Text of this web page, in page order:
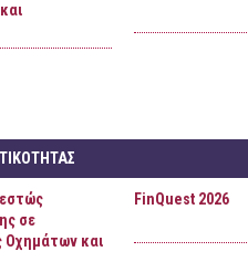
σε
Οχημάτων και
FinQuest 2026